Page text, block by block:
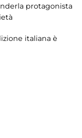
protagonista
italiana è